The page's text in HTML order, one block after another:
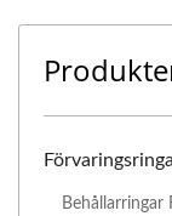
Behållarringar